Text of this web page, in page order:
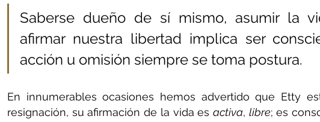
Saberse dueño de sí mismo, asumir la
afirmar nuestra libertad implica ser
acción u omisión siempre se toma postura.
En innumerables ocasiones hemos advertido que Etty
resignación, su afirmación de la vida es activa, libre; es